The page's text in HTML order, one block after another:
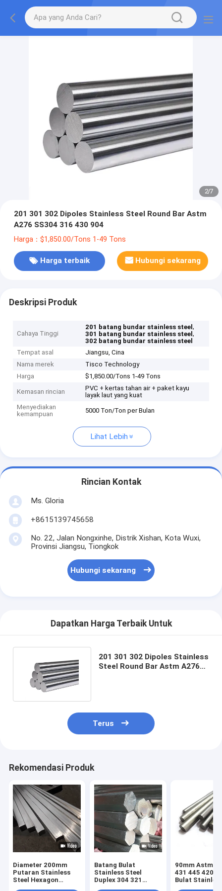
2/7
201 301 302 Dipoles Stainless Steel Round Bar Astm
A276 SS304 316 430 904
Harga：$1,850.00/Tons 1-49 Tons
Harga terbaik Hubungi sekarang
Deskripsi Produk
Cahaya Tinggi
201 batang bundar stainless steel,
301 batang bundar stainless steel,
302 batang bundar stainless steel
Tempat asal
Jiangsu, Cina
Nama merek
Tisco Technology
Harga
$1,850.00/Tons 1-49 Tons
Kemasan rincian
PVC + kertas tahan air + paket kayu
layak laut yang kuat
Menyediakan
kemampuan
5000 Ton/Ton per Bulan
Lihat Lebih
Rincian Kontak
Ms. Gloria
+8615139745658
No. 22, Jalan Nongxinhe, Distrik Xishan, Kota Wuxi,
Provinsi Jiangsu, Tiongkok
Hubungi sekarang
Dapatkan Harga Terbaik Untuk
201 301 302 Dipoles Stainless
Steel Round Bar Astm A276
Terus
Rekomendasi Produk
Diameter 200mm
Putaran Stainless
Steel Hexagon
Batang Bulat
Stainless Steel
Duplex 304 321
90mm Astm
431 445 420
Bulat